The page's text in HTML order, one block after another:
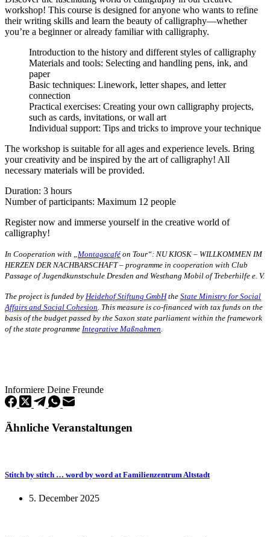
workshop! This course is designed for anyone who wants to refine
their writing skills and learn the beauty of calligraphy—whether
you’re a beginner or already familiar with calligraphy.
Introduction to the history and different styles of calligraphy
Materials and tools: Selecting and handling pens, ink, and
paper
Basic techniques: Linework, letter shapes, and letter
connection
Practical exercises: Creating your own calligraphy projects,
such as cards, invitations, or wall art
Individual support: Tips and tricks to improve your technique
The workshop is suitable for all ages and experience levels. Bring
your creativity and be inspired by the art of calligraphy! All
necessary materials will be provided.
Duration: 3 hours
Number of participants: Maximum 12 people
Register now and immerse yourself in the creative world of
calligraphy!
In Cooperation with „Montagscafé on Tour“: NU KIOSK – WILLKOMMEN IM
HERZEN DER NACHBARSCHAFT – programme in cooperation with Club
Passage of Jugendkunstschule Dresden and Westhang Mobil of Treberhilfe e. V.
The project is funded by Heidehof Stiftung GmbHthe State Ministry for Social
Affairs and Social Cohesion. This measure is co-financed with tax funds on the
basis of the budget passed by the Saxon state parliament within the framework
of the state programme Integrative Maßnahmen.
Informiere Deine Freunde
Ähnliche Veranstaltungen
Stitch by stitch … word by word at Familienzentrum Altstadt
5. December 2025